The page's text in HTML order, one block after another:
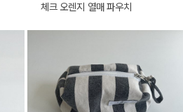
체크 오렌지 열매 파우치